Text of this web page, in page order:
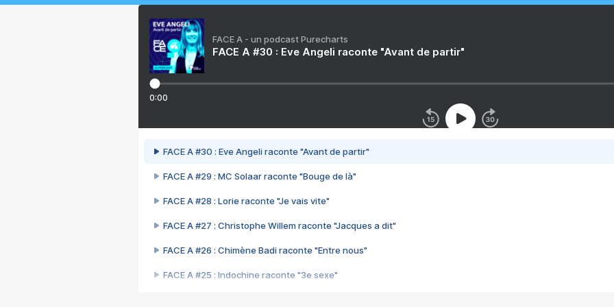
FACE A - un podcast Purecharts
FACE A #30 : Eve Angeli raconte "Avant de partir"
0:00
FACE A #30 : Eve Angeli raconte "Avant de partir"
FACE A #29 : MC Solaar raconte "Bouge de là"
FACE A #28 : Lorie raconte "Je vais vite"
FACE A #27 : Christophe Willem raconte "Jacques a dit"
FACE A #26 : Chimène Badi raconte "Entre nous"
FACE A #25 : Indochine raconte "3e sexe"